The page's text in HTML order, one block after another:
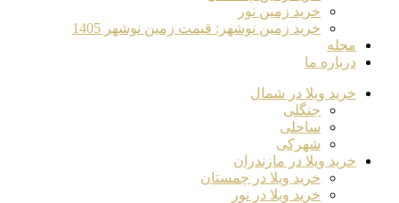
خرید زمین نور
خرید زمین نوشهر: قیمت زمین نوشهر 1405
مجله
درباره ما
خرید ویلا در شمال
جنگلی
ساحلی
شهرکی
خرید ویلا در مازندران
خرید ویلا در چمستان
خرید ویلا در نور